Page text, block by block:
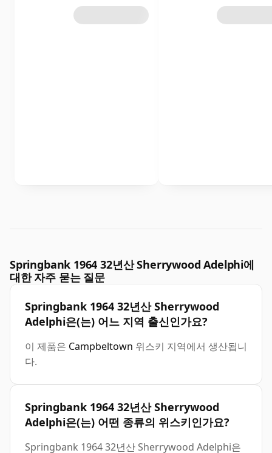
Springbank 1964 32년산 Sherrywood Adelphi에
대한 자주 묻는 질문
Springbank 1964 32년산 Sherrywood
Adelphi은(는) 어느 지역 출신인가요?
이 제품은 Campbeltown 위스키 지역에서 생산됩니
다.
Springbank 1964 32년산 Sherrywood
Adelphi은(는) 어떤 종류의 위스키인가요?
Springbank 1964 32년산 Sherrywood Adelphi은